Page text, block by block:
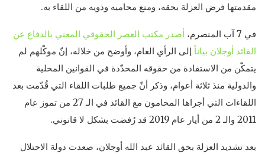
مقدمتها فرض العزلة بحقه، ومنع محاميه وذويه من اللقاء به.
في 7 آب المنصرم،
أصدر مكتب العصر الحقوقي المعني بالدفاع عن
القائد أوجلان بياناًإلى الرأي العام، وأوضح من خلاله، إنّ موكّلهم لم
يتمكّن من الاستفادة من حقوقه المحدّدة في القوانين المحلية
والدولية منذ ثلاثة أعوام، وذكر أنّ جميع طلبات اللقاء التي قُدّمت بعد
اللقاءات التي أجراها المحامون مع القائد في الـ 27 من تموز عام
2011 والـ 2 من أيار عام 2019 قد رُفضت بشكل لا قانوني.
بعد تشديد العزلة بحق القائد عبد الله أوجلان، صعدت دولة الاحتلال